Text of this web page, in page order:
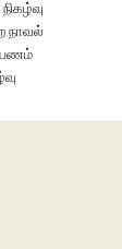
நாவல்